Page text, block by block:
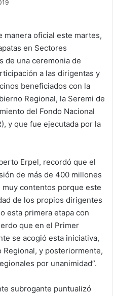
manera oficial este martes,
en Sectores
de una ceremonia de
a las dirigentas y
beneficiados con la
Regional, la Seremi de
del Fondo Nacional
y que fue ejecutada por la
Erpel, recordó que el
de más de 400 millones
muy contentos porque este
de los propios dirigentes
esta primera etapa con
que en el Primer
se acogió esta iniciativa,
y posteriormente,
por unanimidad”.
subrogante puntualizó